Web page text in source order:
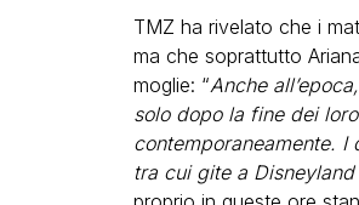
TMZ ha rivelato che i
ma che soprattutto
moglie: “Anche
solo dopo la fine dei
contemporaneamente.
tra cui gite a